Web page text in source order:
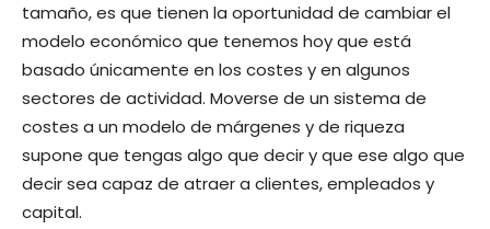
tamaño, es que tienen la oportunidad de cambiar el
modelo económico que tenemos hoy que está
basado únicamente en los costes y en algunos
sectores de actividad. Moverse de un sistema de
costes a un modelo de márgenes y de riqueza
supone que tengas algo que decir y que ese algo que
decir sea capaz de atraer a clientes, empleados y
capital.